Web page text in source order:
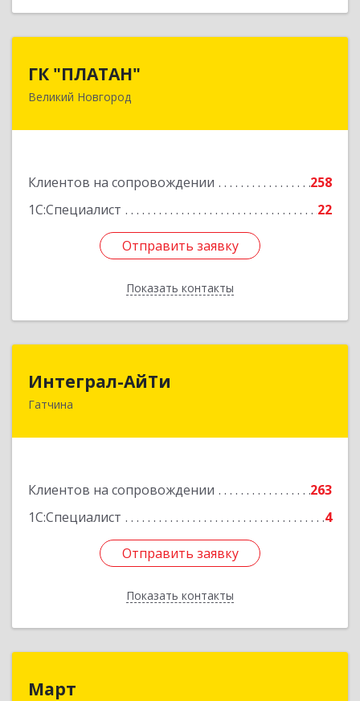
ГК "ПЛАТАН"
Великий Новгород
Клиентов на сопровождении
258
1С:Специалист
22
Отправить заявку
Показать контакты
173003, Новгородская обл, Великий Новгород
Подробнее
Отправить заявку
Назад
Интеграл-АйТи
Гатчина
Клиентов на сопровождении
263
1С:Специалист
4
Отправить заявку
Показать контакты
188300, Ленинградская обл, Гатчинский р-н,
Подробнее
Отправить заявку
Назад
Март